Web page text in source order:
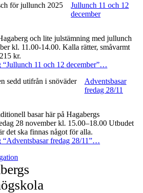
Jullunch 11 och 12
december
och lite julstämning med jullunch
kl. 11.00-14.00. Kalla rätter, småvarmt
kr.
“Jullunch 11 och 12 december”…
Adventsbasar
fredag 28/11
basar här på Hagabergs
28 november kl. 15.00–18.00 Utbudet
det ska finnas något för alla.
“Adventsbasar fredag 28/11”…